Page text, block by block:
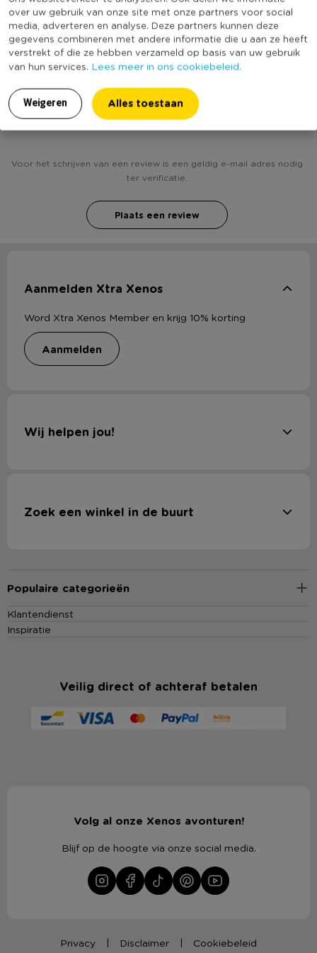
over uw gebruik van onze site met onze partners voor social
media, adverteren en analyse. Deze partners kunnen deze
gegevens combineren met andere informatie die u aan ze heeft
verstrekt of die ze hebben verzameld op basis van uw gebruik
van hun services. Lees meer in ons cookiebeleid.
Weigeren Alles toestaan
Duurzaamheidsscore
(Nog) geen score
bekend
Heb jij Waxmelts - breeze - set van 4? Schrijf een
review!
Voor het schrijven van een review is een geldig e-mail adres nodig
ter verificatie.
Plaats een review
Aanmelden Xtra Xenos
Word Xtra Xenos Member en krijg 10% korting
aanmelden
Wij helpen jou!
Zoek een winkel in de buurt
Populaire categorieën
Klantendienst
Inspiratie
Veilig direct of achteraf betalen
Volg al onze Xenos avonturen!
Blijf op de hoogte via onze social media.
Privacy Disclaimer Cookiebeleid